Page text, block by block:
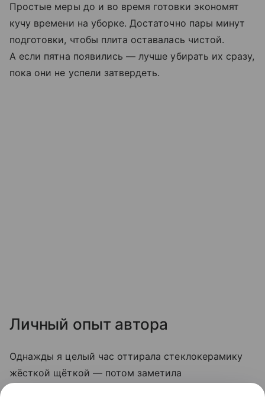
Простые меры до и во время готовки экономят
кучу времени на уборке. Достаточно пары минут
подготовки, чтобы плита оставалась чистой.
А если пятна появились — лучше убирать их сразу,
пока они не успели затвердеть.
Личный опыт автора
Однажды я целый час оттирала стеклокерамику
жёсткой щёткой — потом заметила